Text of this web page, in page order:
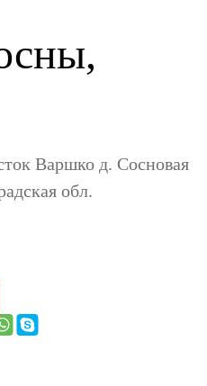
Варшко д. Сосновая
обл.